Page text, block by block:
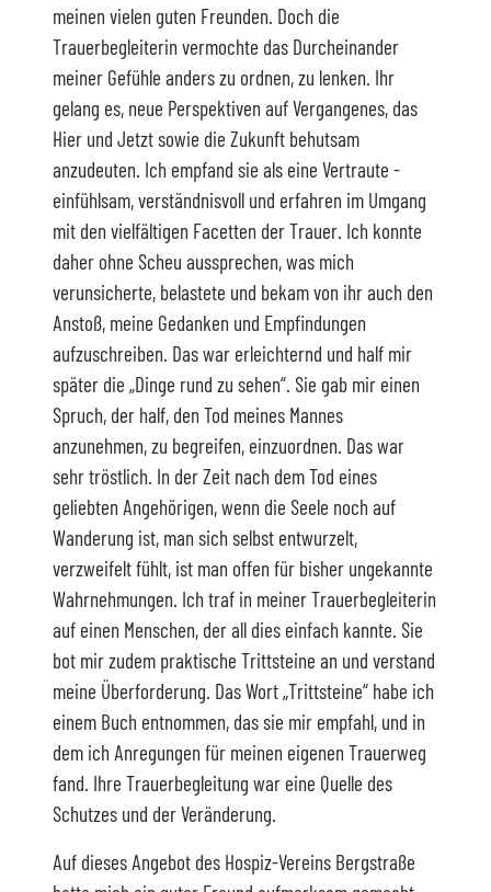
meinen vielen guten Freunden. Doch die
Trauerbegleiterin vermochte das Durcheinander
meiner Gefühle anders zu ordnen, zu lenken. Ihr
gelang es, neue Perspektiven auf Vergangenes, das
Hier und Jetzt sowie die Zukunft behutsam
anzudeuten. Ich empfand sie als eine Vertraute -
einfühlsam, verständnisvoll und erfahren im Umgang
mit den vielfältigen Facetten der Trauer. Ich konnte
daher ohne Scheu aussprechen, was mich
verunsicherte, belastete und bekam von ihr auch den
Anstoß, meine Gedanken und Empfindungen
aufzuschreiben. Das war erleichternd und half mir
später die „Dinge rund zu sehen“. Sie gab mir einen
Spruch, der half, den Tod meines Mannes
anzunehmen, zu begreifen, einzuordnen. Das war
sehr tröstlich. In der Zeit nach dem Tod eines
geliebten Angehörigen, wenn die Seele noch auf
Wanderung ist, man sich selbst entwurzelt,
verzweifelt fühlt, ist man offen für bisher ungekannte
Wahrnehmungen. Ich traf in meiner Trauerbegleiterin
auf einen Menschen, der all dies einfach kannte. Sie
bot mir zudem praktische Trittsteine an und verstand
meine Überforderung. Das Wort „Trittsteine“ habe ich
einem Buch entnommen, das sie mir empfahl, und in
dem ich Anregungen für meinen eigenen Trauerweg
fand. Ihre Trauerbegleitung war eine Quelle des
Schutzes und der Veränderung.
Auf dieses Angebot des Hospiz-Vereins Bergstraße